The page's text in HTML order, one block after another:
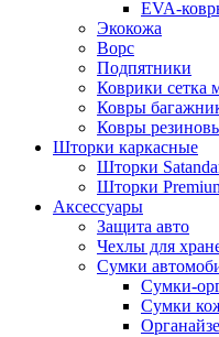
EVA-
Экокожа
Ворс
Подпятники
Коврики сетка
Ковры
Ковры
Шторки каркасные
Шторки
Шторки
Аксессуары
Защита авто
Чехлы для
Сумки
Сумки-
Сумки